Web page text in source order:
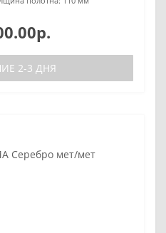
2-3 ДНЯ